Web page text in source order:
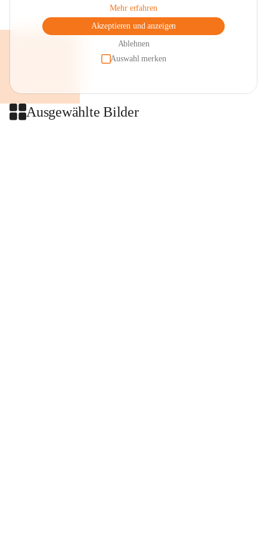
Mehr erfahren
Akzeptieren und anzeigen
Ablehnen
Auswahl merken
Ausgewählte Bilder